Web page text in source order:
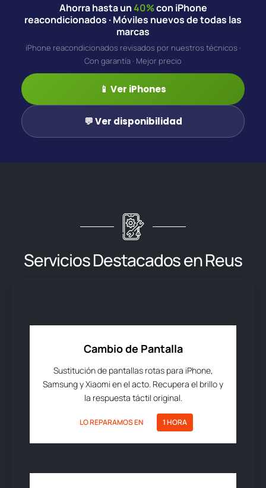
Ahorra hasta un40%con iPhone
reacondicionados · Móviles nuevos de todas las
marcas
iPhone reacondicionados revisados por nuestros técnicos ·
Con garantía · Mejor precio
📱 Ver iPhones
💬 Ver disponibilidad
Servicios Destacados en Reus
Cambio de Pantalla
Sustitución de pantallas rotas para iPhone,
Samsung y Xiaomi en el acto. Recupera el brillo y
la respuesta táctil original.
LO REPARAMOS EN 1 HORA